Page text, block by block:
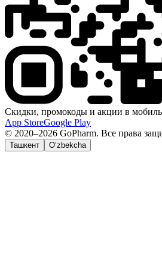
Скидки, промокоды и акции в
App StoreGoogle Play
© 2020–2026 GoPharm. Все права
Ташкент O‘zbekcha